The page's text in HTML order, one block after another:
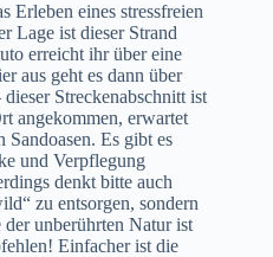
Erleben eines stressfreien
Lage ist dieser Strand
erreicht ihr über eine
aus geht es dann über
Streckenabschnitt ist
angekommen, erwartet
Es gibt es
und Verpflegung
denkt bitte auch
zu entsorgen, sondern
unberührten Natur ist
Einfacher ist die